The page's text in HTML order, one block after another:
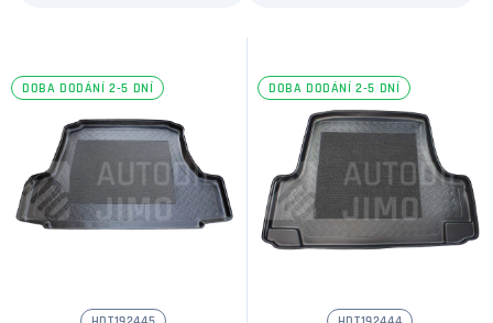
předmětů zamezuje protiskluzová vrstva.
DOBA DODÁNÍ 2-5 DNÍ DOBA DODÁNÍ 2-5 DNÍ